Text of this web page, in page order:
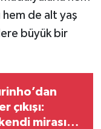
hem de alt yaş
büyük bir
çıkışı:
mirasını